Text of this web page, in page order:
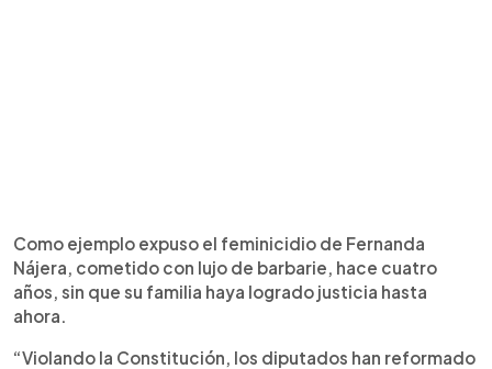
Como ejemplo expuso el feminicidio de Fernanda
Nájera, cometido con lujo de barbarie, hace cuatro
años, sin que su familia haya logrado justicia hasta
ahora.
“Violando la Constitución, los diputados han reformado